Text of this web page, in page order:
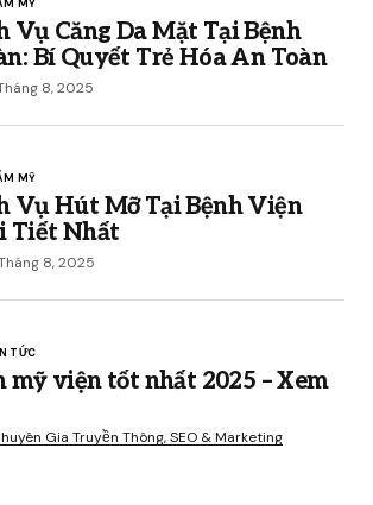
MỸ
Vụ Căng Da Mặt Tại Bệnh
Bí Quyết Trẻ Hóa An Toàn
8, 2025
MỸ
Vụ Hút Mỡ Tại Bệnh Viện
Tiết Nhất
8, 2025
TỨC
mỹ viện tốt nhất 2025 – Xem
Gia Truyền Thông, SEO & Marketing